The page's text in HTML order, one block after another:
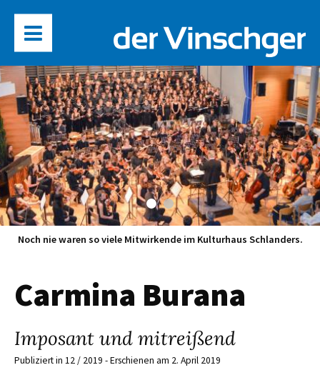
Noch nie waren so viele Mitwirkende im Kulturhaus Schlanders.
Carmina Burana
Imposant und mitreißend
Publiziert in 12 / 2019 - Erschienen am 2. April 2019